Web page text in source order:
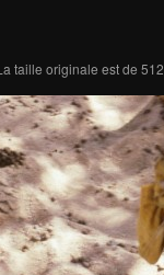
taille originale est de